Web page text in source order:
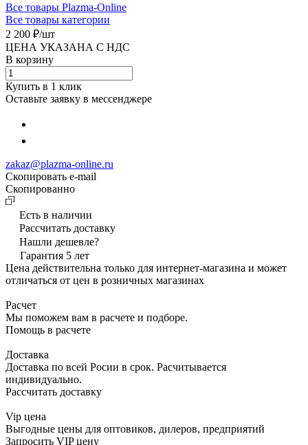
Все товары Plazma-Online
Все товары категории
2 200 ₽/шт
ЦЕНА УКАЗАНА С НДС
В корзину
Купить в 1 клик
Оставьте заявку в мессенджере
zakaz@plazma-online.ru
Скопировать e-mail
Cкопированно
Есть в наличии
Рассчитать доставку
Нашли дешевле?
Гарантия 5 лет
Цена действительна только для интернет-магазина и может
отличаться от цен в розничных магазинах
Расчет
Мы поможем вам в расчете и подборе.
Помощь в расчете
Доставка
Доставка по всей Росии в срок. Расчитывается
индивидуально.
Рассчитать доставку
Vip цена
Выгодные цены для оптовиков, дилеров, предприятий
Запросить VIP цену